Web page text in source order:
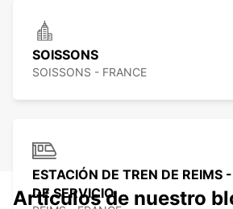
SOISSONS
SOISSONS - FRANCE
ESTACIÓN DE TREN DE REIMS
DE SERVICIO
Artículos de nuestro